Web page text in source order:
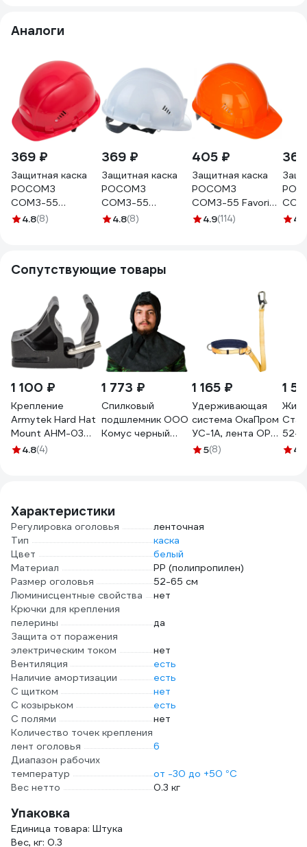
Аналоги
369 ₽
Защитная каска
РОСОМЗ
СОМЗ-55
ВИЗИОН, красная
4.8(8)
369 ₽
Защитная каска
РОСОМЗ
СОМЗ-55
ВИЗИОН, белая
4.8(8)
405 ₽
Защитная каска
РОСОМЗ
СОМЗ-55 FavoriT
оранжевая 75514
4.9(114) 4.9
Сопутствующие товары
1 100 ₽
Крепление
Armytek Hard Hat
Mount AHM-03
A04801
4.8(4)
1 773 ₽
Спилковый
подшлемник ООО
Комус черный
1 165 ₽
Удерживающая
система ОкаПром
УС-1А, лента OP-
002
5(8)
1
52-
4.7
Характеристики
Регулировка оголовья
ленточная
Тип
каска
Цвет
белый
Материал
PP (полипропилен)
Размер оголовья
52-65 см
Люминисцентные свойства
нет
Крючки для крепления
пелерины
да
Защита от поражения
электрическим током
нет
Вентиляция
есть
Наличие амортизации
есть
С щитком
нет
С козырьком
есть
С полями
нет
Количество точек крепления
лент оголовья
6
Диапазон рабочих
температур
от -30 до +50 °С
Вес нетто
0.3 кг
Упаковка
Единица товара: Штука
Вес, кг: 0.3